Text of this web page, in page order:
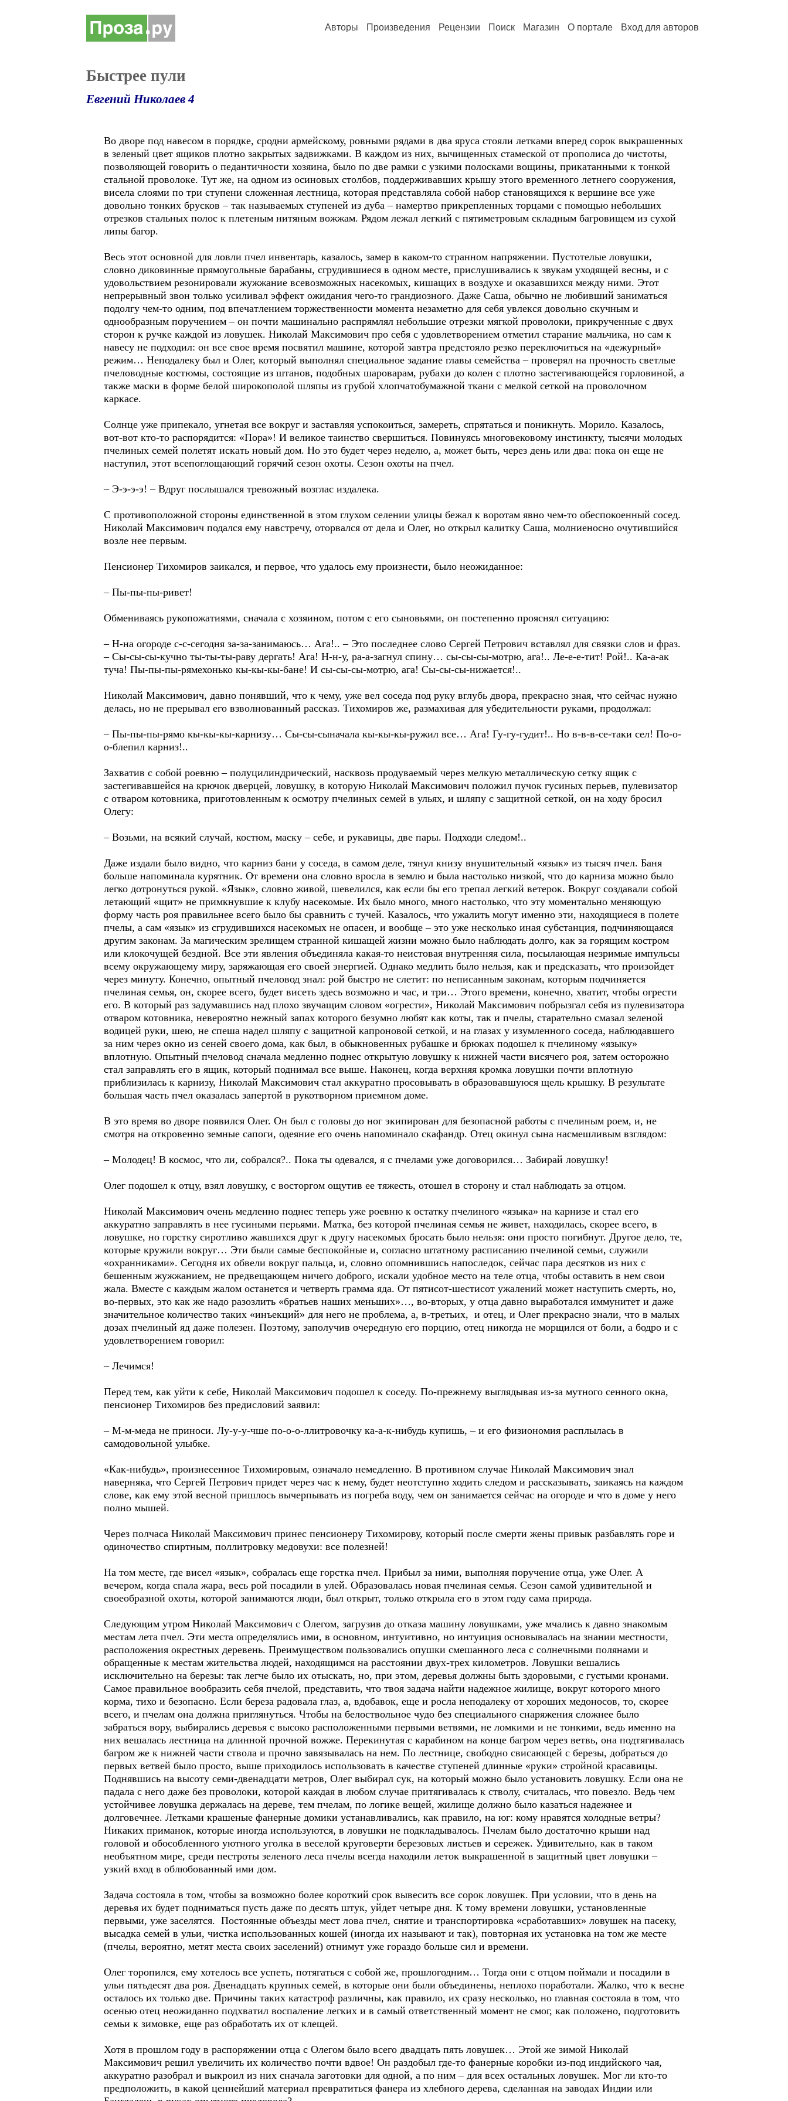
Авторы Произведения Рецензии Поиск Магазин О портале Вход для авторов
Быстрее пули
Евгений Николаев 4
Во дворе под навесом в порядке, сродни армейскому, ровными рядами в два яруса стояли летками вперед сорок выкрашенных
в зеленый цвет ящиков плотно закрытых задвижками. В каждом из них, вычищенных стамеской от прополиса до чистоты,
позволяющей говорить о педантичности хозяина, было по две рамки с узкими полосками вощины, прикатанными к тонкой
стальной проволоке. Тут же, на одном из осиновых столбов, поддерживавших крышу этого временного летнего сооружения,
висела слоями по три ступени сложенная лестница, которая представляла собой набор становящихся к вершине все уже
довольно тонких брусков – так называемых ступеней из дуба – намертво прикрепленных торцами с помощью небольших
отрезков стальных полос к плетеным нитяным вожжам. Рядом лежал легкий с пятиметровым складным багровищем из сухой
липы багор.
Весь этот основной для ловли пчел инвентарь, казалось, замер в каком-то странном напряжении. Пустотелые ловушки,
словно диковинные прямоугольные барабаны, сгрудившиеся в одном месте, прислушивались к звукам уходящей весны, и с
удовольствием резонировали жужжание всевозможных насекомых, кишащих в воздухе и оказавшихся между ними. Этот
непрерывный звон только усиливал эффект ожидания чего-то грандиозного. Даже Саша, обычно не любивший заниматься
подолгу чем-то одним, под впечатлением торжественности момента незаметно для себя увлекся довольно скучным и
однообразным поручением – он почти машинально распрямлял небольшие отрезки мягкой проволоки, прикрученные с двух
сторон к ручке каждой из ловушек. Николай Максимович про себя с удовлетворением отметил старание мальчика, но сам к
навесу не подходил: он все свое время посвятил машине, которой завтра предстояло резко переключиться на «дежурный»
режим… Неподалеку был и Олег, который выполнял специальное задание главы семейства – проверял на прочность светлые
пчеловодные костюмы, состоящие из штанов, подобных шароварам, рубахи до колен с плотно застегивающейся горловиной, а
также маски в форме белой широкополой шляпы из грубой хлопчатобумажной ткани с мелкой сеткой на проволочном
каркасе.
Солнце уже припекало, угнетая все вокруг и заставляя успокоиться, замереть, спрятаться и поникнуть. Морило. Казалось,
вот-вот кто-то распорядится: «Пора»! И великое таинство свершиться. Повинуясь многовековому инстинкту, тысячи молодых
пчелиных семей полетят искать новый дом. Но это будет через неделю, а, может быть, через день или два: пока он еще не
наступил, этот всепоглощающий горячий сезон охоты. Сезон охоты на пчел.
– Э-э-э-э! – Вдруг послышался тревожный возглас издалека.
С противоположной стороны единственной в этом глухом селении улицы бежал к воротам явно чем-то обеспокоенный сосед.
Николай Максимович подался ему навстречу, оторвался от дела и Олег, но открыл калитку Саша, молниеносно очутившийся
возле нее первым.
Пенсионер Тихомиров заикался, и первое, что удалось ему произнести, было неожиданное:
– Пы-пы-пы-ривет!
Обмениваясь рукопожатиями, сначала с хозяином, потом с его сыновьями, он постепенно прояснял ситуацию:
– Н-на огороде с-с-сегодня за-за-занимаюсь… Ага!.. – Это последнее слово Сергей Петрович вставлял для связки слов и фраз.
– Сы-сы-сы-кучно ты-ты-ты-раву дергать! Ага! Н-н-у, ра-а-загнул спину… сы-сы-сы-мотрю, ага!.. Ле-е-е-тит! Рой!.. Ка-а-ак
туча! Пы-пы-пы-рямехонько кы-кы-кы-бане! И сы-сы-сы-мотрю, ага! Сы-сы-сы-нижается!..
Николай Максимович, давно понявший, что к чему, уже вел соседа под руку вглубь двора, прекрасно зная, что сейчас нужно
делась, но не прерывал его взволнованный рассказ. Тихомиров же, размахивая для убедительности руками, продолжал:
– Пы-пы-пы-рямо кы-кы-кы-карнизу… Сы-сы-сыначала кы-кы-кы-ружил все… Ага! Гу-гу-гудит!.. Но в-в-в-се-таки сел! По-о-
о-блепил карниз!..
Захватив с собой роевню – полуцилиндрический, насквозь продуваемый через мелкую металлическую сетку ящик с
застегивавшейся на крючок дверцей, ловушку, в которую Николай Максимович положил пучок гусиных перьев, пулевизатор
с отваром котовника, приготовленным к осмотру пчелиных семей в ульях, и шляпу с защитной сеткой, он на ходу бросил
Олегу:
– Возьми, на всякий случай, костюм, маску – себе, и рукавицы, две пары. Подходи следом!..
Даже издали было видно, что карниз бани у соседа, в самом деле, тянул книзу внушительный «язык» из тысяч пчел. Баня
больше напоминала курятник. От времени она словно вросла в землю и была настолько низкой, что до карниза можно было
легко дотронуться рукой. «Язык», словно живой, шевелился, как если бы его трепал легкий ветерок. Вокруг создавали собой
летающий «щит» не примкнувшие к клубу насекомые. Их было много, много настолько, что эту моментально меняющую
форму часть роя правильнее всего было бы сравнить с тучей. Казалось, что ужалить могут именно эти, находящиеся в полете
пчелы, а сам «язык» из сгрудившихся насекомых не опасен, и вообще – это уже несколько иная субстанция, подчиняющаяся
другим законам. За магическим зрелищем странной кишащей жизни можно было наблюдать долго, как за горящим костром
или клокочущей бездной. Все эти явления объединяла какая-то неистовая внутренняя сила, посылающая незримые импульсы
всему окружающему миру, заряжающая его своей энергией. Однако медлить было нельзя, как и предсказать, что произойдет
через минуту. Конечно, опытный пчеловод знал: рой быстро не слетит: по неписанным законам, которым подчиняется
пчелиная семья, он, скорее всего, будет висеть здесь возможно и час, и три… Этого времени, конечно, хватит, чтобы огрести
его. В который раз задумавшись над плохо звучащим словом «огрести», Николай Максимович побрызгал себя из пулевизатора
отваром котовника, невероятно нежный запах которого безумно любят как коты, так и пчелы, старательно смазал зеленой
водицей руки, шею, не спеша надел шляпу с защитной капроновой сеткой, и на глазах у изумленного соседа, наблюдавшего
за ним через окно из сеней своего дома, как был, в обыкновенных рубашке и брюках подошел к пчелиному «языку»
вплотную. Опытный пчеловод сначала медленно поднес открытую ловушку к нижней части висячего роя, затем осторожно
стал заправлять его в ящик, который поднимал все выше. Наконец, когда верхняя кромка ловушки почти вплотную
приблизилась к карнизу, Николай Максимович стал аккуратно просовывать в образовавшуюся щель крышку. В результате
большая часть пчел оказалась запертой в рукотворном приемном доме.
В это время во дворе появился Олег. Он был с головы до ног экипирован для безопасной работы с пчелиным роем, и, не
смотря на откровенно земные сапоги, одеяние его очень напоминало скафандр. Отец окинул сына насмешливым взглядом:
– Молодец! В космос, что ли, собрался?.. Пока ты одевался, я с пчелами уже договорился… Забирай ловушку!
Олег подошел к отцу, взял ловушку, с восторгом ощутив ее тяжесть, отошел в сторону и стал наблюдать за отцом.
Николай Максимович очень медленно поднес теперь уже роевню к остатку пчелиного «языка» на карнизе и стал его
аккуратно заправлять в нее гусиными перьями. Матка, без которой пчелиная семья не живет, находилась, скорее всего, в
ловушке, но горстку сиротливо жавшихся друг к другу насекомых бросать было нельзя: они просто погибнут. Другое дело, те,
которые кружили вокруг… Эти были самые беспокойные и, согласно штатному расписанию пчелиной семьи, служили
«охранниками». Сегодня их обвели вокруг пальца, и, словно опомнившись напоследок, сейчас пара десятков из них с
бешенным жужжанием, не предвещающем ничего доброго, искали удобное место на теле отца, чтобы оставить в нем свои
жала. Вместе с каждым жалом останется и четверть грамма яда. От пятисот-шестисот ужалений может наступить смерть, но,
во-первых, это как же надо разозлить «братьев наших меньших»…, во-вторых, у отца давно выработался иммунитет и даже
значительное количество таких «инъекций» для него не проблема, а, в-третьих, и отец, и Олег прекрасно знали, что в малых
дозах пчелиный яд даже полезен. Поэтому, заполучив очередную его порцию, отец никогда не морщился от боли, а бодро и с
удовлетворением говорил:
– Лечимся!
Перед тем, как уйти к себе, Николай Максимович подошел к соседу. По-прежнему выглядывая из-за мутного сенного окна,
пенсионер Тихомиров без предисловий заявил:
– М-м-меда не приноси. Лу-у-у-чше по-о-о-ллитровочку ка-а-к-нибудь купишь, – и его физиономия расплылась в
самодовольной улыбке.
«Как-нибудь», произнесенное Тихомировым, означало немедленно. В противном случае Николай Максимович знал
наверняка, что Сергей Петрович придет через час к нему, будет неотступно ходить следом и рассказывать, заикаясь на каждом
слове, как ему этой весной пришлось вычерпывать из погреба воду, чем он занимается сейчас на огороде и что в доме у него
полно мышей.
Через полчаса Николай Максимович принес пенсионеру Тихомирову, который после смерти жены привык разбавлять горе и
одиночество спиртным, поллитровку медовухи: все полезней!
На том месте, где висел «язык», собралась еще горстка пчел. Прибыл за ними, выполняя поручение отца, уже Олег. А
вечером, когда спала жара, весь рой посадили в улей. Образовалась новая пчелиная семья. Сезон самой удивительной и
своеобразной охоты, которой занимаются люди, был открыт, только открыла его в этом году сама природа.
Следующим утром Николай Максимович с Олегом, загрузив до отказа машину ловушками, уже мчались к давно знакомым
местам лета пчел. Эти места определялись ими, в основном, интуитивно, но интуиция основывалась на знании местности,
расположения окрестных деревень. Преимуществом пользовались опушки смешанного леса с солнечными полянами и
обращенные к местам жительства людей, находящимся на расстоянии двух-трех километров. Ловушки вешались
исключительно на березы: так легче было их отыскать, но, при этом, деревья должны быть здоровыми, с густыми кронами.
Самое правильное вообразить себя пчелой, представить, что твоя задача найти надежное жилище, вокруг которого много
корма, тихо и безопасно. Если береза радовала глаз, а, вдобавок, еще и росла неподалеку от хороших медоносов, то, скорее
всего, и пчелам она должна приглянуться. Чтобы на белоствольное чудо без специального снаряжения сложнее было
забраться вору, выбирались деревья с высоко расположенными первыми ветвями, не ломкими и не тонкими, ведь именно на
них вешалась лестница на длинной прочной вожже. Перекинутая с карабином на конце багром через ветвь, она подтягивалась
багром же к нижней части ствола и прочно завязывалась на нем. По лестнице, свободно свисающей с березы, добраться до
первых ветвей было просто, выше приходилось использовать в качестве ступеней длинные «руки» стройной красавицы.
Поднявшись на высоту семи-двенадцати метров, Олег выбирал сук, на который можно было установить ловушку. Если она не
падала с него даже без проволоки, которой каждая в любом случае притягивалась к стволу, считалась, что повезло. Ведь чем
устойчивее ловушка держалась на дереве, тем пчелам, по логике вещей, жилище должно было казаться надежнее и
долговечнее. Летками крашеные фанерные домики устанавливались, как правило, на юг: кому нравятся холодные ветры?
Никаких приманок, которые иногда используются, в ловушки не подкладывалось. Пчелам было достаточно крыши над
головой и обособленного уютного уголка в веселой круговерти березовых листьев и сережек. Удивительно, как в таком
необъятном мире, среди пестроты зеленого леса пчелы всегда находили леток выкрашенной в защитный цвет ловушки –
узкий вход в облюбованный ими дом.
Задача состояла в том, чтобы за возможно более короткий срок вывесить все сорок ловушек. При условии, что в день на
деревья их будет подниматься пусть даже по десять штук, уйдет четыре дня. К тому времени ловушки, установленные
первыми, уже заселятся. Постоянные объезды мест лова пчел, снятие и транспортировка «сработавших» ловушек на пасеку,
высадка семей в ульи, чистка использованных кошей (иногда их называют и так), повторная их установка на том же месте
(пчелы, вероятно, метят места своих заселений) отнимут уже гораздо больше сил и времени.
Олег торопился, ему хотелось все успеть, потягаться с собой же, прошлогодним… Тогда они с отцом поймали и посадили в
ульи пятьдесят два роя. Двенадцать крупных семей, в которые они были объединены, неплохо поработали. Жалко, что к весне
осталось их только две. Причины таких катастроф различны, как правило, их сразу несколько, но главная состояла в том, что
осенью отец неожиданно подхватил воспаление легких и в самый ответственный момент не смог, как положено, подготовить
семьи к зимовке, еще раз обработать их от клещей.
Хотя в прошлом году в распоряжении отца с Олегом было всего двадцать пять ловушек… Этой же зимой Николай
Максимович решил увеличить их количество почти вдвое! Он раздобыл где-то фанерные коробки из-под индийского чая,
аккуратно разобрал и выкроил из них сначала заготовки для одной, а по ним – для всех остальных ловушек. Мог ли кто-то
предположить, в какой ценнейший материал превратиться фанера из хлебного дерева, сделанная на заводах Индии или